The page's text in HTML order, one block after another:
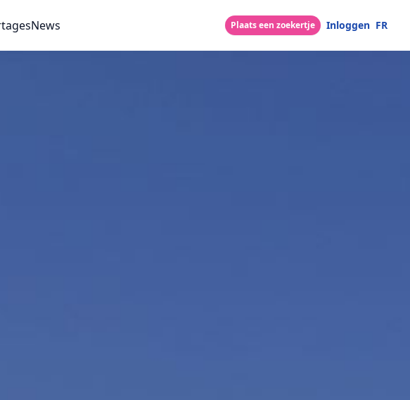
News Plaats een zoekertje Inloggen FR